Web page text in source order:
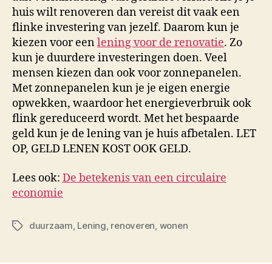
huis wilt renoveren dan vereist dit vaak een
flinke investering van jezelf. Daarom kun je
kiezen voor eenlening voor de renovatie. Zo
kun je duurdere investeringen doen. Veel
mensen kiezen dan ook voor zonnepanelen.
Met zonnepanelen kun je je eigen energie
opwekken, waardoor het energieverbruik ook
flink gereduceerd wordt. Met het bespaarde
geld kun je de lening van je huis afbetalen. LET
OP, GELD LENEN KOST OOK GELD.
Lees ook: De betekenis van een circulaire
economie
Tagsduurzaam, Lening, renoveren, wonen